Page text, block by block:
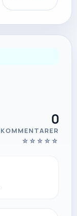
0
KOMMENTARER
☆ ☆ ☆ ☆ ☆